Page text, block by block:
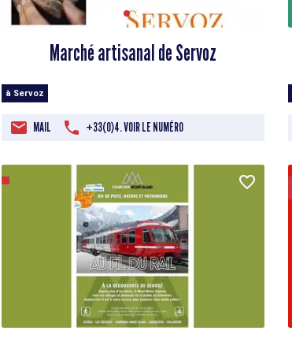
Marché artisanal de Servoz
à Servoz
MAIL +33(0)4. VOIR LE NUMÉRO